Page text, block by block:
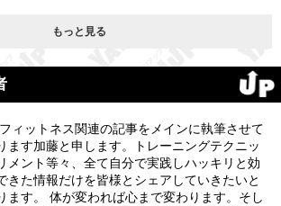
もっと見る
ィットネス関連の記事をメインに執筆させて
ます加藤と申します。トレーニングテクニッ
メント等々、全て自分で実践しハッキリと効
きた情報だけを皆様とシェアしていきたいと
ます。 体が変われば心まで変わります。そし